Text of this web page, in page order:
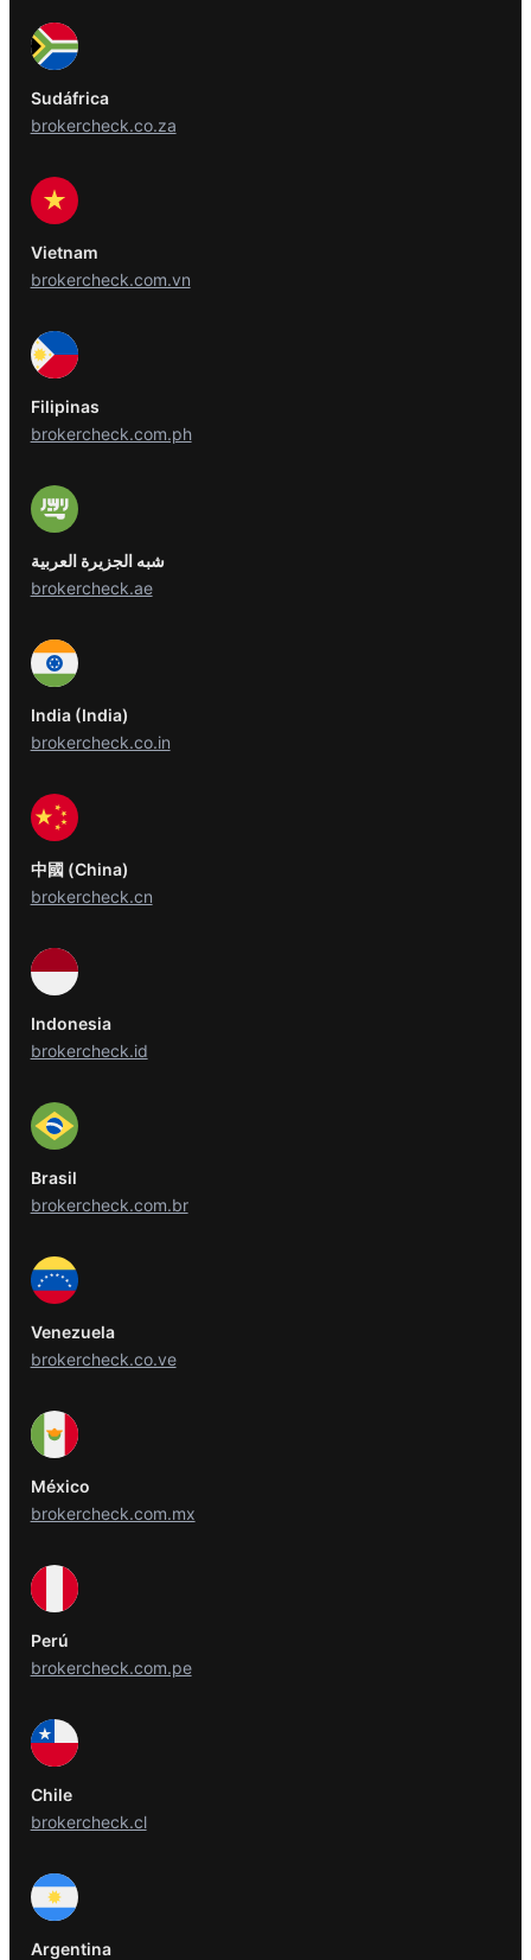
Sudáfrica
brokercheck.co.za
Vietnam
brokercheck.com.vn
Filipinas
brokercheck.com.ph
شبه الجزيرة العربية
brokercheck.ae
India (India)
brokercheck.co.in
中國 (China)
brokercheck.cn
Indonesia
brokercheck.id
Brasil
brokercheck.com.br
Venezuela
brokercheck.co.ve
México
brokercheck.com.mx
Perú
brokercheck.com.pe
Chile
brokercheck.cl
Argentina